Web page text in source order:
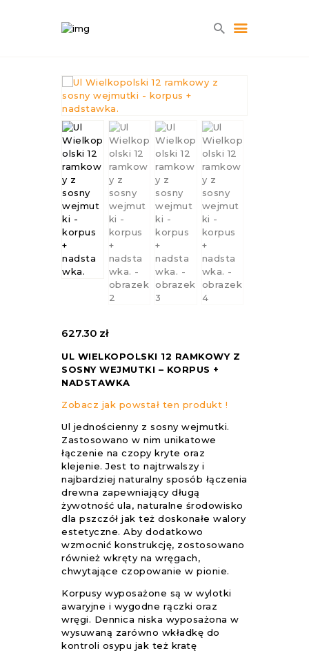
HOME
O NAS
BLOG
SKLEP
KONTAKT
627.30 zł
UL WIELKOPOLSKI 12 RAMKOWY Z
SOSNY WEJMUTKI – KORPUS +
NADSTAWKA
Zobacz jak powstał ten produkt !
Ul jednościenny z sosny wejmutki.
Zastosowano w nim unikatowe
łączenie na czopy kryte oraz
klejenie. Jest to najtrwalszy i
najbardziej naturalny sposób łączenia
drewna zapewniający długą
żywotność ula, naturalne środowisko
dla pszczół jak też doskonałe walory
estetyczne. Aby dodatkowo
wzmocnić konstrukcję, zostosowano
również wkręty na wręgach,
chwytające czopowanie w pionie.
Korpusy wyposażone są w wylotki
awaryjne i wygodne rączki oraz
wręgi. Dennica niska wyposażona w
wysuwaną zarówno wkładkę do
kontroli osypu jak też kratę